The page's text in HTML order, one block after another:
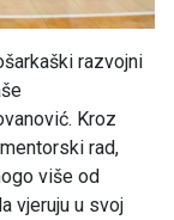
razvojni
Kroz
rad,
više od
vjeruju u svoj